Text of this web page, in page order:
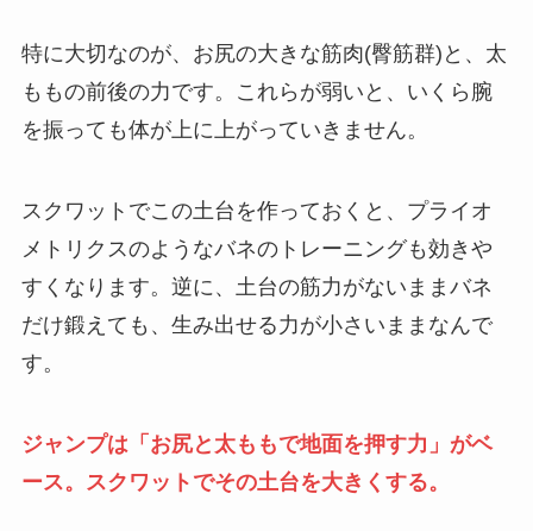
特に大切なのが、お尻の大きな筋肉(臀筋群)と、太
ももの前後の力です。これらが弱いと、いくら腕
を振っても体が上に上がっていきません。
スクワットでこの土台を作っておくと、プライオ
メトリクスのようなバネのトレーニングも効きや
すくなります。逆に、土台の筋力がないままバネ
だけ鍛えても、生み出せる力が小さいままなんで
す。
ジャンプは「お尻と太ももで地面を押す力」がベ
ース。スクワットでその土台を大きくする。